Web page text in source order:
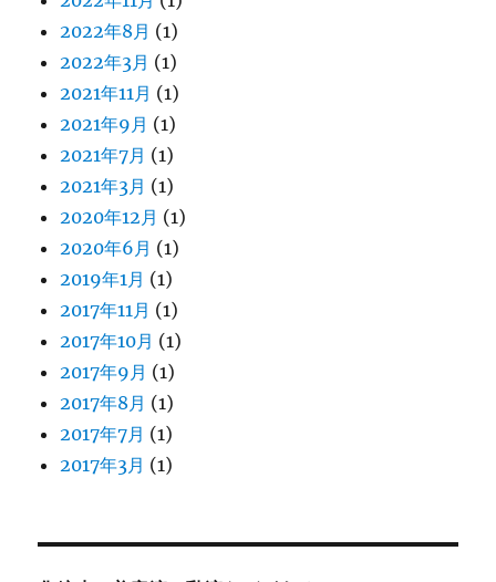
2022年8月 (1)
2022年3月 (1)
2021年11月 (1)
2021年9月 (1)
2021年7月 (1)
2021年3月 (1)
2020年12月 (1)
2020年6月 (1)
2019年1月 (1)
2017年11月 (1)
2017年10月 (1)
2017年9月 (1)
2017年8月 (1)
2017年7月 (1)
2017年3月 (1)